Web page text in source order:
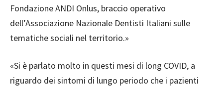
Fondazione ANDI Onlus, braccio operativo
dell’Associazione Nazionale Dentisti Italiani sulle
tematiche sociali nel territorio.»
«Si è parlato molto in questi mesi di long COVID, a
riguardo dei sintomi di lungo periodo che i pazienti